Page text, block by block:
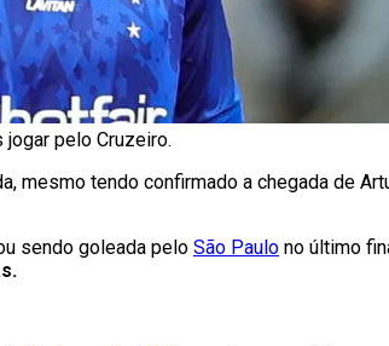
jogar pelo Cruzeiro.
mesmo tendo confirmado a chegada de
sendo goleada pelo São Paulo no último